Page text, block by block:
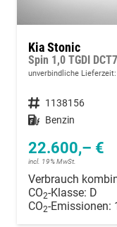
Kia Stonic
Spin 1,0 TGDI
unverbindliche Lieferzeit:
Fahrzeugnummer 1138156
Kraftstoff Benzin
22.600,– €
incl. 19% MwSt.
Verbrauch
CO2-Klasse: D
CO2-Emissionen: